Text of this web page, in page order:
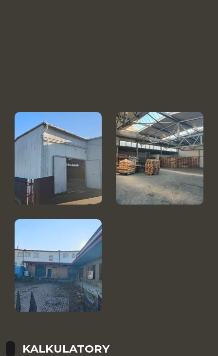
KALKULATORY